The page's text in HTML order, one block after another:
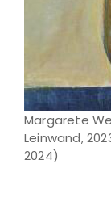
Margarete
Leinwand,
2024)